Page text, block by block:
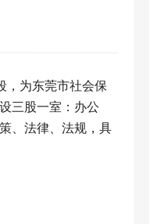
，为东莞市社会保
三股一室：办公
、法律、法规，具